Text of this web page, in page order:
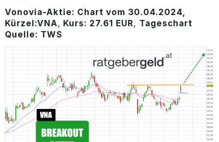
Vonovia-Aktie: Chart vom 30.04.2024,
Kürzel:VNA, Kurs: 27.61 EUR, Tageschart
Quelle: TWS